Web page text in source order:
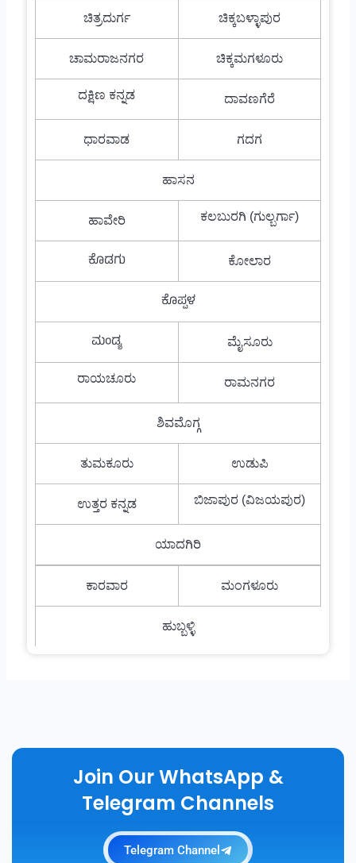
ಚಿತ್ರದುರ್ಗ ಚಿಕ್ಕಬಳ್ಳಾಪುರ
ಚಾಮರಾಜನಗರ ಚಿಕ್ಕಮಗಳೂರು
ದಕ್ಷಿಣ ಕನ್ನಡ ದಾವಣಗೆರೆ
ಧಾರವಾಡ ಗದಗ
ಹಾಸನ
ಹಾವೇರಿ ಕಲಬುರಗಿ (ಗುಲ್ಬರ್ಗಾ)
ಕೊಡಗು ಕೋಲಾರ
ಕೊಪ್ಪಳ
ಮಂಡ್ಯ
ಮೈಸೂರು
ರಾಯಚೂರು ರಾಮನಗರ
ಶಿವಮೊಗ್ಗ
ತುಮಕೂರು ಉಡುಪಿ
ಉತ್ತರ ಕನ್ನಡ ಬಿಜಾಪುರ (ವಿಜಯಪುರ)
ಯಾದಗಿರಿ
ಕಾರವಾರ ಮಂಗಳೂರು
ಹುಬ್ಬಳ್ಳಿ
Join Our WhatsApp &
Telegram Channels
Telegram Channel